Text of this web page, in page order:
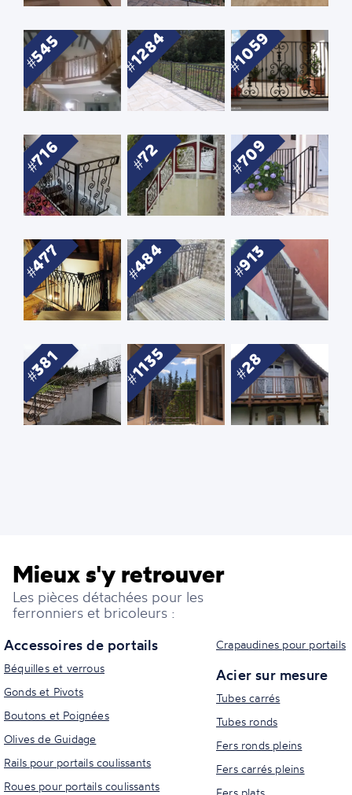
545 1284 1059
716 72 709
477 484 913
381 1135 28
Mieux s'y retrouver
Les pièces détachées pour les
ferronniers et bricoleurs :
Accessoires de portails
Béquilles et verrous
Gonds et Pivots
Boutons et Poignées
Olives de Guidage
Rails pour portails coulissants
Roues pour portails coulissants
Crapaudines pour portails
Acier sur mesure
Tubes carrés
Tubes ronds
Fers ronds pleins
Fers carrés pleins
Fers plats